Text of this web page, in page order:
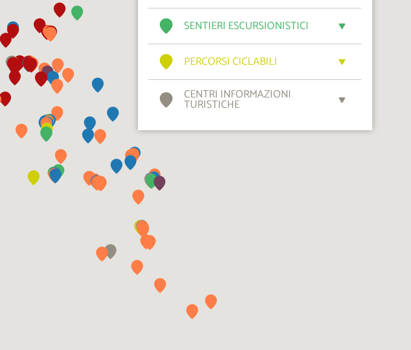
SENTIERI ESCURSIONISTICI
PERCORSI CICLABILI
CENTRI INFORMAZIONI
TURISTICHE